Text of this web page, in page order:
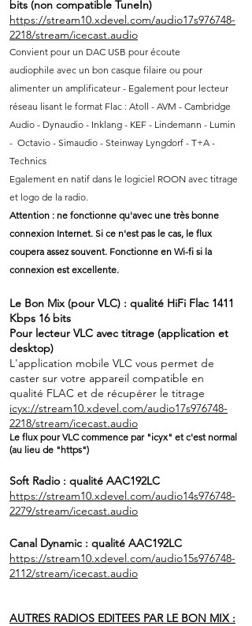
bits (non compatible TuneIn)
https://stream10.xdevel.com/audio17s976748-
2218/stream/icecast.audio
Convient pour un DAC USB pour écoute
audiophile avec un bon casque filaire ou pour
alimenter un amplificateur - Egalement pour lecteur
réseau lisant le format Flac : Atoll - AVM - Cambridge
Audio - Dynaudio - Inklang - KEF - Lindemann - Lumin
- Octavio - Simaudio - Steinway Lyngdorf - T+A -
Technics
Egalement en natif dans le logiciel ROON avec titrage
et logo de la radio.
Attention : ne fonctionne qu'avec une très bonne
connexion Internet. Si ce n'est pas le cas, le flux
coupera assez souvent. Fonctionne en Wi-fi si la
connexion est excellente.
Le Bon Mix (pour VLC) : qualité HiFi Flac 1411
Kbps 16 bits
Pour lecteur VLC avec titrage (application et
desktop)
L'application mobile VLC vous permet de
caster sur votre appareil compatible en
qualité FLAC et de récupérer le titrage
icyx://stream10.xdevel.com/audio17s976748-
2218/stream/icecast.audio
Le flux pour VLC commence par "icyx" et c'est normal
(au lieu de "https")
Soft Radio : qualité AAC192LC
https://stream10.xdevel.com/audio14s976748-
2279/stream/icecast.audio
Canal Dynamic : qualité AAC192LC
https://stream10.xdevel.com/audio15s976748-
2112/stream/icecast.audio
AUTRES RADIOS EDITEES PAR LE BON MIX :